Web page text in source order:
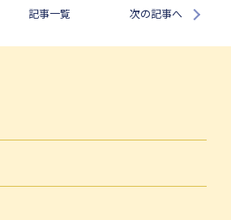
記事一覧 次の記事へ